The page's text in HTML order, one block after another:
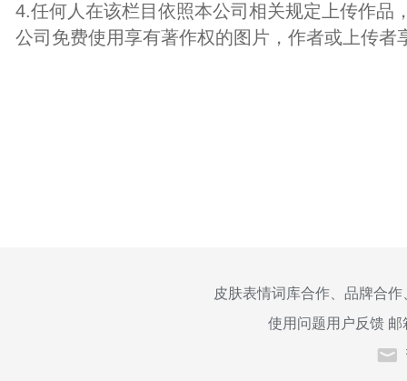
4.任何人在该栏目依照本公司相关规定上传作品
公司免费使用享有著作权的图片，作者或上传者
皮肤表情词库合作、品牌合
使用问题用户反馈 邮